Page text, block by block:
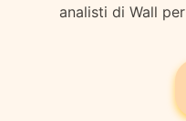
analisti di Wall